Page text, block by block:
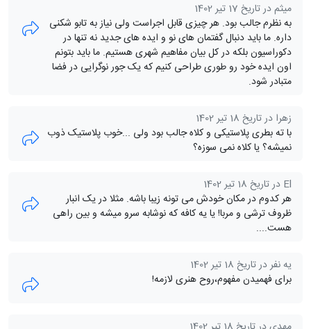
میثم در تاریخ 17 تیر 1402
به نظرم جالب بود. هر چیزی قابل اجراست ولی نیاز به تابو شکنی
داره. ما باید دنبال گفتمان های نو و ایده های جدید نه تنها در
دکوراسیون بلکه در کل بیان مفاهیم شهری هستیم. ما باید بتونم
اون ایده خود رو طوری طراحی کنیم که یک جور نوگرایی در فضا
متبادر شود.
زهرا در تاریخ 18 تیر 1402
با ته بطری پلاستیکی و کلاه جالب بود ولی ...خوب پلاستیک ذوب
نمیشه؟ یا کلاه نمی سوزه؟
El در تاریخ 18 تیر 1402
هر کدوم در مکان خودش می تونه زیبا باشه. مثلا در یک انبار
ظروف ترشی و مربا! یا یه کافه که نوشابه سرو میشه و بین راهی
هست....
یه نفر در تاریخ 18 تیر 1402
برای فهمیدن مفهوم،روح هنری لازمه!